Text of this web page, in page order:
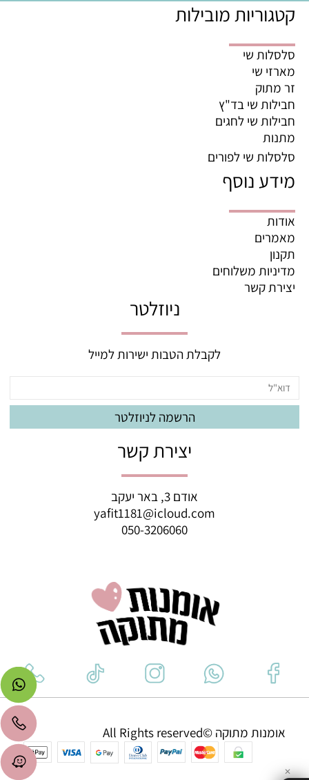
קטגוריות מובילות
סלסלות שי
מארזי שי
זר מתוק
חבילות שי בד"ץ
חבילות שי לחגים
מתנות
סלסלות שי לפורים
מידע נוסף
אודות
מאמרים
תקנון
מדיניות משלוחים
יצירת קשר
ניוזלטר
לקבלת הטבות ישירות למייל
יצירת קשר
אודם 3, באר יעקב
yafit1181@icloud.com
050-3206060
אומנות מתוקה ©All Rights reserved
✕